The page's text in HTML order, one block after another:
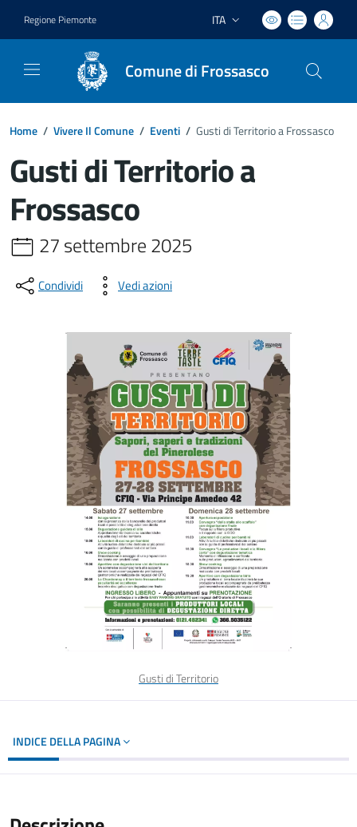
Regione Piemonte Lingua attiva:
ITA
Comune di Frossasco
Home / Vivere Il Comune / Eventi / Gusti di Territorio a Frossasco
Gusti di Territorio a
Frossasco
27 settembre 2025
Condividi Vedi azioni
Gusti di Territorio
INDICE DELLA PAGINA